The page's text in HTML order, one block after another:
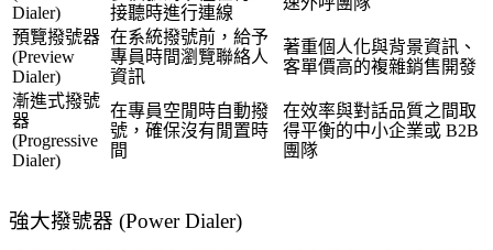
Dialer)
接聽時進行連線
預覽撥號器
(Preview
Dialer)
在系統撥號前，給予
專員時間瀏覽聯絡人
資訊
著重個人化與背景資訊、
客單價高的複雜銷售開發
漸進式撥號
器
(Progressive
Dialer)
在專員空閒時自動撥
號，確保沒有閒置時
間
在效率與對話品質之間取
得平衡的中小企業或 B2B
團隊
強大撥號器 (Power Dialer)